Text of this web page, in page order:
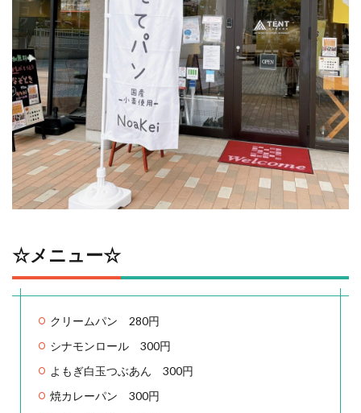
☆メニュー☆
クリームパン 280円
シナモンロール 300円
よもぎ白玉つぶあん 300円
焼カレーパン 300円